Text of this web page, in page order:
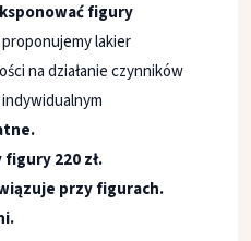
figury
proponujemy lakier
na działanie czynników
220 zł.
przy figurach.